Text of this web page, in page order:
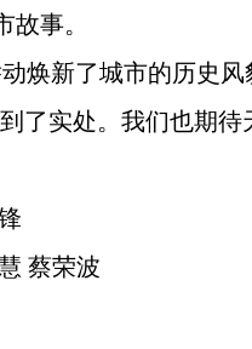
故事。
焕新了城市的历史
了实处。我们也期
蔡荣波